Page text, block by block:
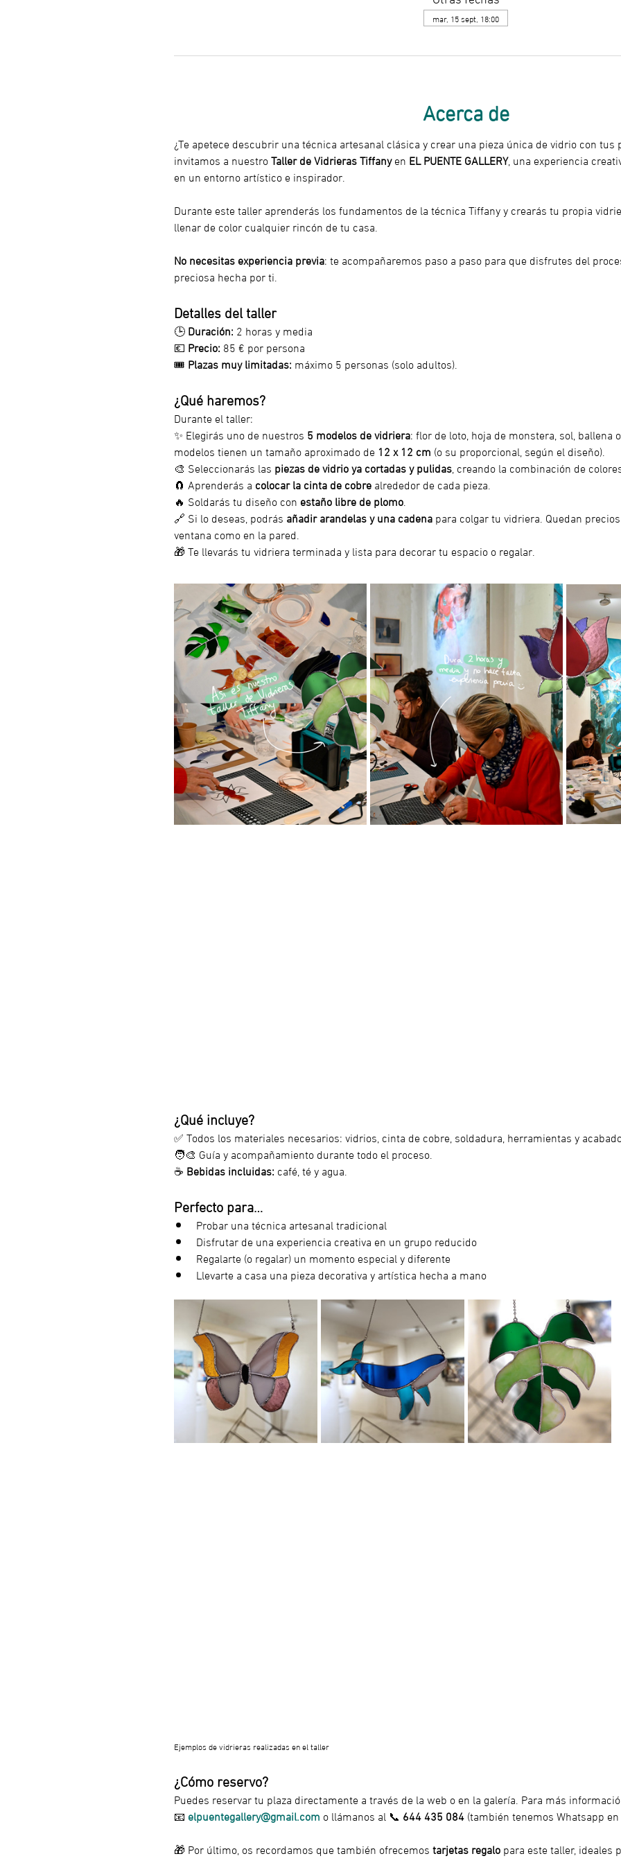
mar, 15 sept, 18:00
Acerca de
¿Te apetece descubrir una técnica artesanal clásica y crear una pieza única de vidrio con
invitamos a nuestro Taller de Vidrieras Tiffany en EL PUENTE GALLERY, una experiencia
en un entorno artístico e inspirador.
Durante este taller aprenderás los fundamentos de la técnica Tiffany y crearás tu propia
llenar de color cualquier rincón de tu casa.
No necesitas experiencia previa: te acompañaremos paso a paso para que disfrutes del
preciosa hecha por ti.
Detalles del taller
🕒 Duración: 2 horas y media
💶 Precio: 85 € por persona
🎟️ Plazas muy limitadas: máximo 5 personas (solo adultos).
¿Qué haremos?
Durante el taller:
✨ Elegirás uno de nuestros 5 modelos de vidriera: flor de loto, hoja de monstera, sol, ballena
modelos tienen un tamaño aproximado de 12 x 12 cm (o su proporcional, según el diseño).
🎨 Seleccionarás las piezas de vidrio ya cortadas y pulidas, creando la combinación de
🧲 Aprenderás a colocar la cinta de cobre alrededor de cada pieza.
🔥 Soldarás tu diseño con estaño libre de plomo.
🔗 Si lo deseas, podrás añadir arandelas y una cadena para colgar tu vidriera. Quedan
ventana como en la pared.
🎁 Te llevarás tu vidriera terminada y lista para decorar tu espacio o regalar.
¿Qué incluye?
✅ Todos los materiales necesarios: vidrios, cinta de cobre, soldadura, herramientas y
🧑‍🎨 Guía y acompañamiento durante todo el proceso.
☕ Bebidas incluidas: café, té y agua.
Perfecto para…
Probar una técnica artesanal tradicional
Disfrutar de una experiencia creativa en un grupo reducido
Regalarte (o regalar) un momento especial y diferente
Llevarte a casa una pieza decorativa y artística hecha a mano
Ejemplos de vidrieras realizadas en el taller
¿Cómo reservo?
Puedes reservar tu plaza directamente a través de la web o en la galería. Para más
📧 elpuentegallery@gmail.com o llámanos al 📞 644 435 084 (también tenemos Whatsapp
🎁 Por último, os recordamos que también ofrecemos tarjetas regalo para este taller,